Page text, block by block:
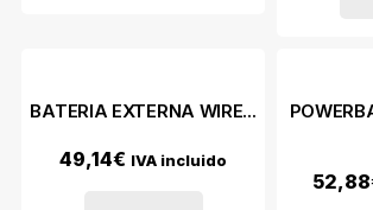
BATERIA EXTERNA WIRE...
49,14€ IVA incluido
52,88